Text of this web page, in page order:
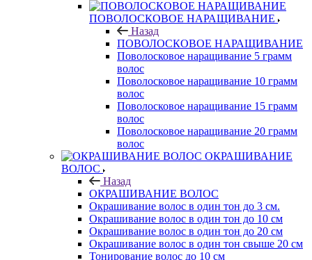
ПОВОЛОСКОВОЕ НАРАЩИВАНИЕ
Назад
ПОВОЛОСКОВОЕ НАРАЩИВАНИЕ
Поволосковое наращивание 5 грамм
волос
Поволосковое наращивание 10 грамм
волос
Поволосковое наращивание 15 грамм
волос
Поволосковое наращивание 20 грамм
волос
ОКРАШИВАНИЕ
ВОЛОС
Назад
ОКРАШИВАНИЕ ВОЛОС
Окрашивание волос в один тон до 3 см.
Окрашивание волос в один тон до 10 см
Окрашивание волос в один тон до 20 см
Окрашивание волос в один тон свыше 20 см
Тонирование волос до 10 см